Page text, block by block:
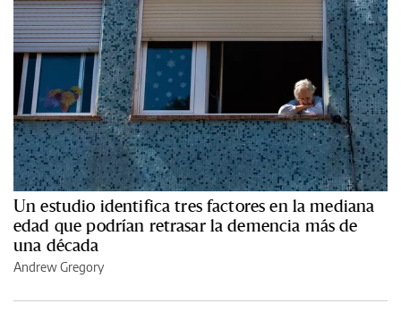
Un estudio identifica tres factores en la mediana
edad que podrían retrasar la demencia más de
una década
Andrew Gregory